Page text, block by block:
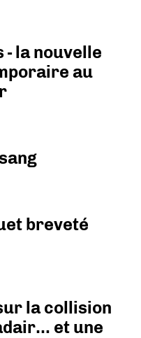
- la nouvelle
au
breveté
la collision
et une